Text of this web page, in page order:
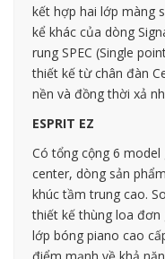
kết hợp hai lớp màng
kể khác của dòng
rung SPEC (Single
thiết kế từ chân đàn
nền và đồng thời xả
ESPRIT EZ
Có tổng cộng 6
center, dòng sản
khúc tầm trung cao.
thiết kế thùng loa đơn
lớp bóng piano cao
điểm mạnh về khả